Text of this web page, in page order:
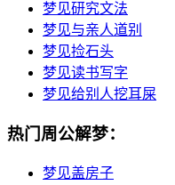
梦见研究文法
梦见与亲人道别
梦见捡石头
梦见读书写字
梦见给别人挖耳屎
热门周公解梦：
梦见盖房子